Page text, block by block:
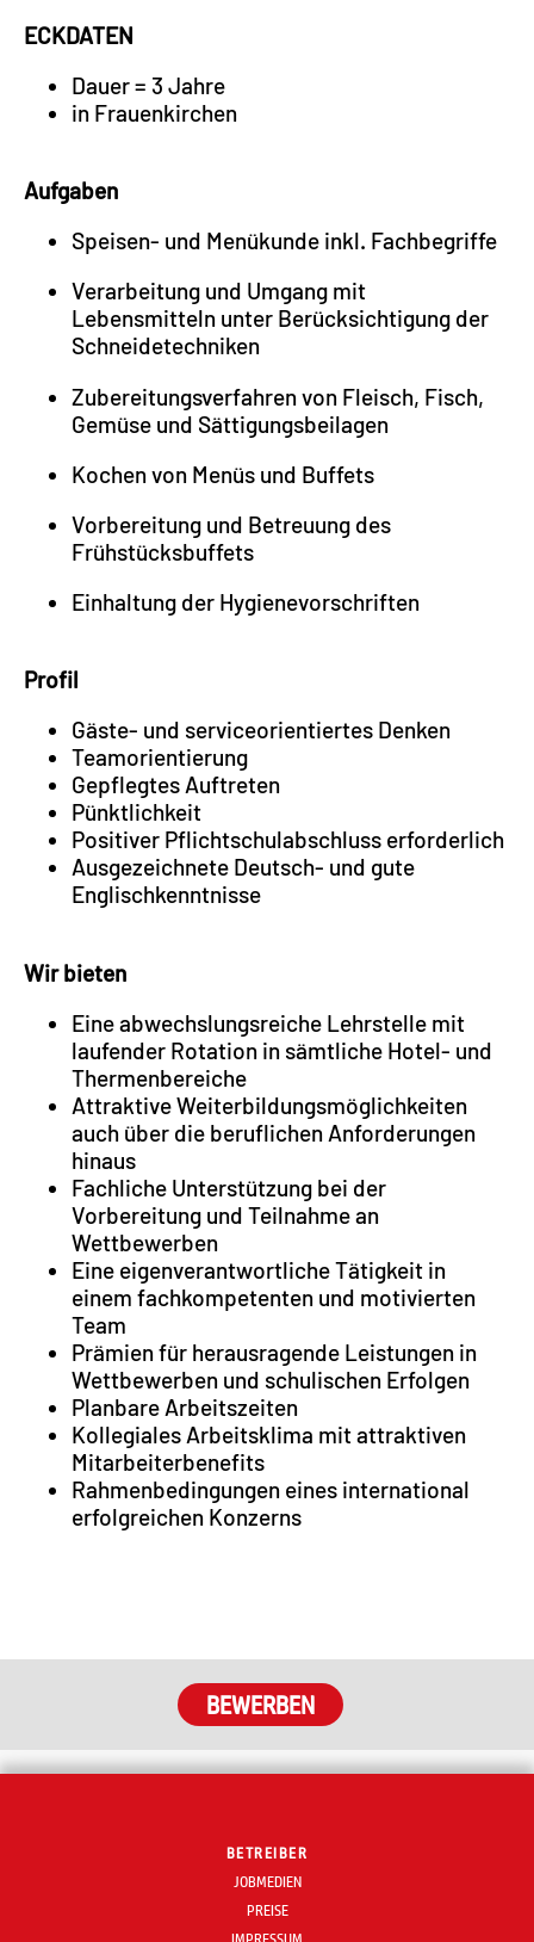
ECKDATEN
Dauer = 3 Jahre
in Frauenkirchen
Aufgaben
Speisen- und Menükunde inkl. Fachbegriffe
Verarbeitung und Umgang mit
Lebensmitteln unter Berücksichtigung der
Schneidetechniken
Zubereitungsverfahren von Fleisch, Fisch,
Gemüse und Sättigungsbeilagen
Kochen von Menüs und Buffets
Vorbereitung und Betreuung des
Frühstücksbuffets
Einhaltung der Hygienevorschriften
Profil
Gäste- und serviceorientiertes Denken
Teamorientierung
Gepflegtes Auftreten
Pünktlichkeit
Positiver Pflichtschulabschluss erforderlich
Ausgezeichnete Deutsch- und gute
Englischkenntnisse
Wir bieten
Eine abwechslungsreiche Lehrstelle mit
laufender Rotation in sämtliche Hotel- und
Thermenbereiche
Attraktive Weiterbildungsmöglichkeiten
auch über die beruflichen Anforderungen
hinaus
Fachliche Unterstützung bei der
Vorbereitung und Teilnahme an
Wettbewerben
Eine eigenverantwortliche Tätigkeit in
einem fachkompetenten und motivierten
Team
Prämien für herausragende Leistungen in
Wettbewerben und schulischen Erfolgen
Planbare Arbeitszeiten
Kollegiales Arbeitsklima mit attraktiven
Mitarbeiterbenefits
Rahmenbedingungen eines international
erfolgreichen Konzerns
BETREIBER
JOBMEDIEN
PREISE
IMPRESSUM